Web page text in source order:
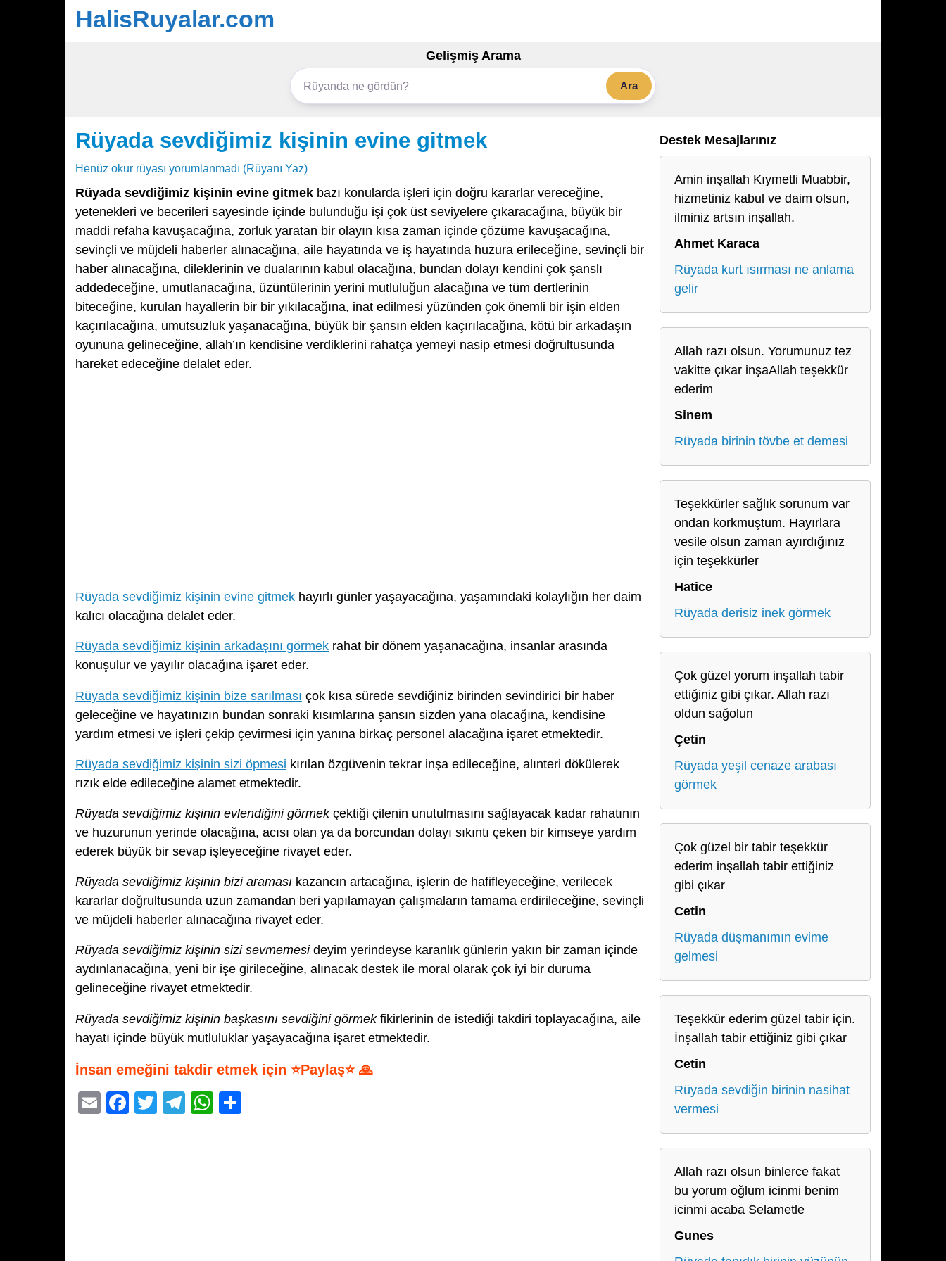
HalisRuyalar.com
Gelişmiş Arama
Ara
Rüyada sevdiğimiz kişinin evine gitmek
Henüz okur rüyası yorumlanmadı (Rüyanı Yaz)
Rüyada sevdiğimiz kişinin evine gitmek bazı konularda işleri için doğru kararlar vereceğine,
yetenekleri ve becerileri sayesinde içinde bulunduğu işi çok üst seviyelere çıkaracağına, büyük bir
maddi refaha kavuşacağına, zorluk yaratan bir olayın kısa zaman içinde çözüme kavuşacağına,
sevinçli ve müjdeli haberler alınacağına, aile hayatında ve iş hayatında huzura erileceğine, sevinçli bir
haber alınacağına, dileklerinin ve dualarının kabul olacağına, bundan dolayı kendini çok şanslı
addedeceğine, umutlanacağına, üzüntülerinin yerini mutluluğun alacağına ve tüm dertlerinin
biteceğine, kurulan hayallerin bir bir yıkılacağına, inat edilmesi yüzünden çok önemli bir işin elden
kaçırılacağına, umutsuzluk yaşanacağına, büyük bir şansın elden kaçırılacağına, kötü bir arkadaşın
oyununa gelineceğine, allah’ın kendisine verdiklerini rahatça yemeyi nasip etmesi doğrultusunda
hareket edeceğine delalet eder.
Rüyada sevdiğimiz kişinin evine gitmek hayırlı günler yaşayacağına, yaşamındaki kolaylığın her daim
kalıcı olacağına delalet eder.
Rüyada sevdiğimiz kişinin arkadaşını görmek rahat bir dönem yaşanacağına, insanlar arasında
konuşulur ve yayılır olacağına işaret eder.
Rüyada sevdiğimiz kişinin bize sarılması çok kısa sürede sevdiğiniz birinden sevindirici bir haber
geleceğine ve hayatınızın bundan sonraki kısımlarına şansın sizden yana olacağına, kendisine
yardım etmesi ve işleri çekip çevirmesi için yanına birkaç personel alacağına işaret etmektedir.
Rüyada sevdiğimiz kişinin sizi öpmesi kırılan özgüvenin tekrar inşa edileceğine, alınteri dökülerek
rızık elde edileceğine alamet etmektedir.
Rüyada sevdiğimiz kişinin evlendiğini görmekçektiği çilenin unutulmasını sağlayacak kadar rahatının
ve huzurunun yerinde olacağına, acısı olan ya da borcundan dolayı sıkıntı çeken bir kimseye yardım
ederek büyük bir sevap işleyeceğine rivayet eder.
Rüyada sevdiğimiz kişinin bizi araması kazancın artacağına, işlerin de hafifleyeceğine, verilecek
kararlar doğrultusunda uzun zamandan beri yapılamayan çalışmaların tamama erdirileceğine, sevinçli
ve müjdeli haberler alınacağına rivayet eder.
Rüyada sevdiğimiz kişinin sizi sevmemesideyim yerindeyse karanlık günlerin yakın bir zaman içinde
aydınlanacağına, yeni bir işe girileceğine, alınacak destek ile moral olarak çok iyi bir duruma
gelineceğine rivayet etmektedir.
Rüyada sevdiğimiz kişinin başkasını sevdiğini görmekfikirlerinin de istediği takdiri toplayacağına, aile
hayatı içinde büyük mutluluklar yaşayacağına işaret etmektedir.
İnsan emeğini takdir etmek için ⭐Paylaş⭐ 🙏
E
F
T
T
W
Destek Mesajlarınız
Amin inşallah Kıymetli Muabbir,
hizmetiniz kabul ve daim olsun,
ilminiz artsın inşallah.
Ahmet Karaca
Rüyada kurt ısırması ne anlama
gelir
Allah razı olsun. Yorumunuz tez
vakitte çıkar inşaAllah teşekkür
ederim
Sinem
Rüyada birinin tövbe et demesi
Teşekkürler sağlık sorunum var
ondan korkmuştum. Hayırlara
vesile olsun zaman ayırdığınız
için teşekkürler
Hatice
Rüyada derisiz inek görmek
Çok güzel yorum inşallah tabir
ettiğiniz gibi çıkar. Allah razı
oldun sağolun
Çetin
Rüyada yeşil cenaze arabası
görmek
Çok güzel bir tabir teşekkür
ederim inşallah tabir ettiğiniz
gibi çıkar
Cetin
Rüyada düşmanımın evime
gelmesi
Teşekkür ederim güzel tabir için.
İnşallah tabir ettiğiniz gibi çıkar
Cetin
Rüyada sevdiğin birinin nasihat
vermesi
Allah razı olsun binlerce fakat
bu yorum oğlum icinmi benim
icinmi acaba Selametle
Gunes